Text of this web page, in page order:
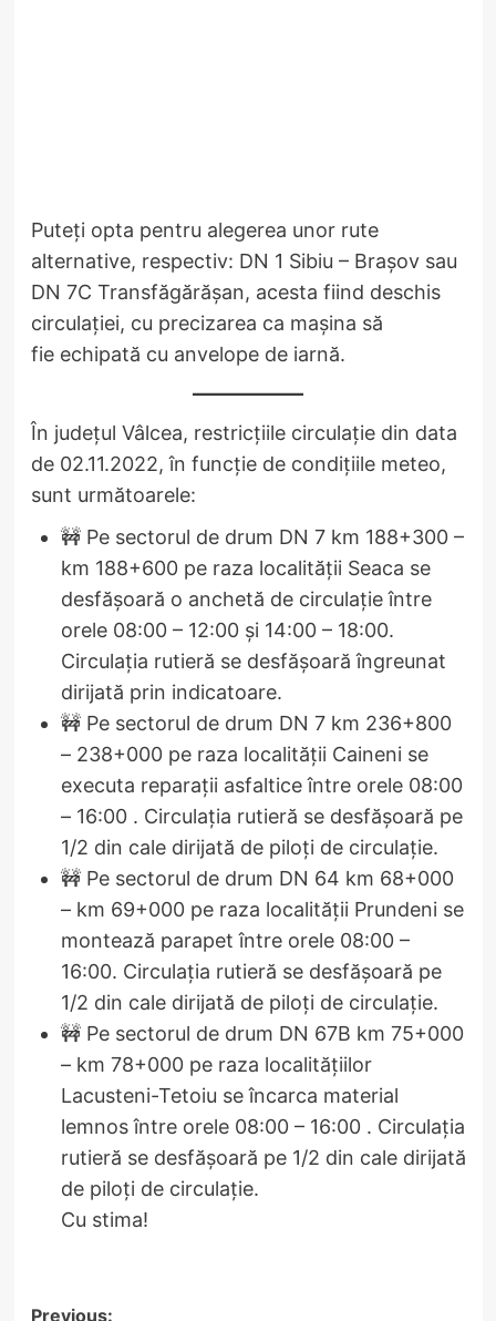
Puteți opta pentru alegerea unor rute
alternative, respectiv: DN 1 Sibiu – Brașov sau
DN 7C Transfăgărășan, acesta fiind deschis
circulației, cu precizarea ca mașina să
fie echipată cu anvelope de iarnă.
În județul Vâlcea, restricțiile circulație din data
de 02.11.2022, în funcție de condițiile meteo,
sunt următoarele:
🚧 Pe sectorul de drum DN 7 km 188+300 –
km 188+600 pe raza localității Seaca se
desfășoară o anchetă de circulație între
orele 08:00 – 12:00 și 14:00 – 18:00.
Circulația rutieră se desfășoară îngreunat
dirijată prin indicatoare.
🚧 Pe sectorul de drum DN 7 km 236+800
– 238+000 pe raza localității Caineni se
executa reparații asfaltice între orele 08:00
– 16:00 . Circulația rutieră se desfășoară pe
1/2 din cale dirijată de piloți de circulație.
🚧 Pe sectorul de drum DN 64 km 68+000
– km 69+000 pe raza localității Prundeni se
montează parapet între orele 08:00 –
16:00. Circulația rutieră se desfășoară pe
1/2 din cale dirijată de piloți de circulație.
🚧 Pe sectorul de drum DN 67B km 75+000
– km 78+000 pe raza localitățiilor
Lacusteni-Tetoiu se încarca material
lemnos între orele 08:00 – 16:00 . Circulația
rutieră se desfășoară pe 1/2 din cale dirijată
de piloți de circulație.
Cu stima!
Previous: